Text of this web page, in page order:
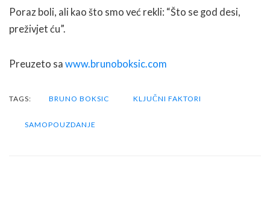
Poraz boli, ali kao što smo već rekli: “Što se god desi,
preživjet ću”.
Preuzeto sa www.brunoboksic.com
TAGS: BRUNO BOKSIC KLJUČNI FAKTORI
SAMOPOUZDANJE